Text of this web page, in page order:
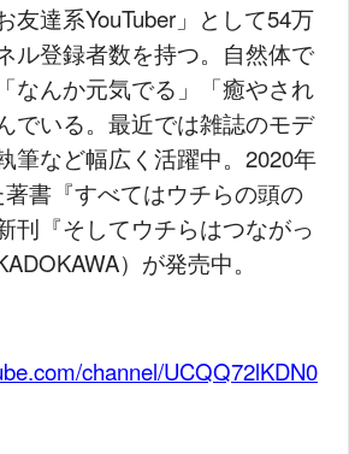
友達系YouTuber」として54万
ル登録者数を持つ。自然体で
なんか元気でる」「癒やされ
でいる。最近では雑誌のモデ
筆など幅広く活躍中。2020年
書『すべてはウチらの頭の
刊『そしてウチらはつながっ
）が発売中。
channel/UCQQ72lKDN0